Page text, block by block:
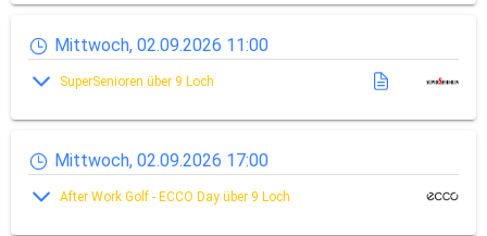
Mittwoch, 02.09.2026 11:00
SuperSenioren über 9 Loch
Mittwoch, 02.09.2026 17:00
After Work Golf - ECCO Day über 9 Loch